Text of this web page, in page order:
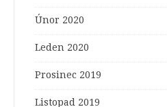
Únor 2020
Leden 2020
Prosinec 2019
Listopad 2019